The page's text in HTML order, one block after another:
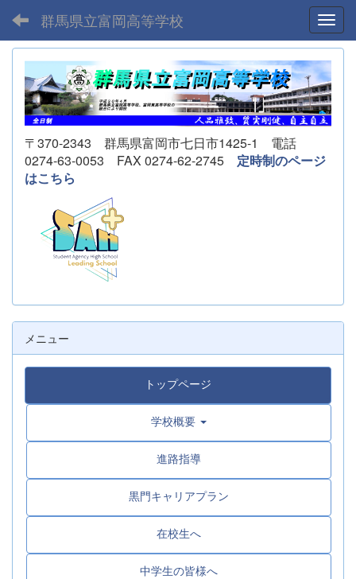
群馬県立富岡高等学校
〒370-2343 群馬県富岡市七日市1425-1 電話
0274-63-0053 FAX 0274-62-2745 定時制のページ
はこちら
メニュー
トップページ
学校概要
進路指導
黒門キャリアプラン
在校生へ
中学生の皆様へ